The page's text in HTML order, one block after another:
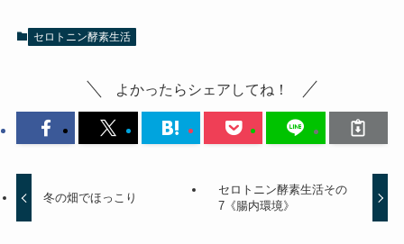
セロトニン酵素生活
よかったらシェアしてね！
冬の畑でほっこり
セロトニン酵素生活その
7《腸内環境》